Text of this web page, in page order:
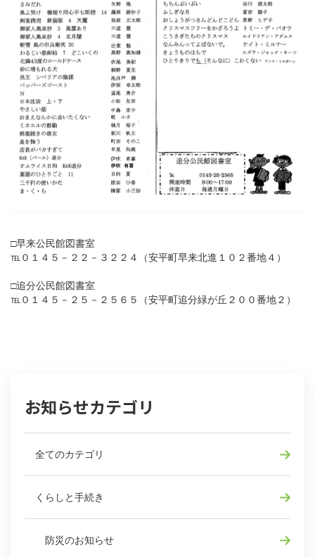
□早来公民館図書室
℡０１４５－２２－３２２４（安平町早来北進１０２番地４）
□追分公民館図書室
℡０１４５－２５－２５６５（安平町追分緑が丘２００番地２）
お知らせカテゴリ
全てのカテゴリ
くらしと手続き
防災のお知らせ